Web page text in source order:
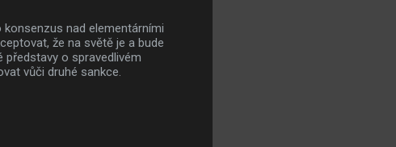
nad elementárními
že na světě je a bude
představy o spravedlivém
vůči druhé sankce.